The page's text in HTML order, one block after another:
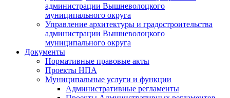
администрации Вышневолоцкого
муниципального округа
Управление архитектуры и градостроительства
администрации Вышневолоцкого
муниципального округа
Документы
Нормативные правовые акты
Проекты НПА
Муниципальные услуги и функции
Административные регламенты